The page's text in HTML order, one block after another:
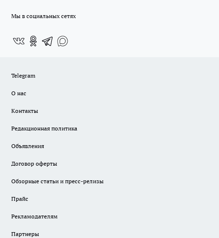
Мы в социальных сетях
Telegram
О нас
Контакты
Редакционная политика
Объявления
Договор оферты
Обзорные статьи и пресс-релизы
Прайс
Рекламодателям
Партнеры